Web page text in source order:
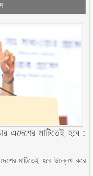
এদেশের মাটিতেই হবে :
মাটিতেই হবে উল্লেখ করে